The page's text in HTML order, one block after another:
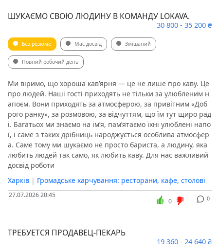
ШУКАЄМО СВОЮ ЛЮДИНУ В КОМАНДУ LOKAVA.
30 800 - 35 200 ₴
Без резюме Має досвід Змішаний
Повний робочий день
Ми віримо, що хороша кав’ярня — це не лише про каву. Це
про людей. Наші гості приходять не тільки за улюбленим н
апоєм. Вони приходять за атмосферою, за привітним «Доб
рого ранку», за розмовою, за відчуттям, що їм тут щиро рад
і. Багатьох ми знаємо на ім’я, пам’ятаємо їхні улюблені напо
ї, і саме з таких дрібниць народжується особлива атмосфер
а. Саме тому ми шукаємо не просто бариста, а людину, яка
любить людей так само, як любить каву. Для нас важливий
досвід роботи
Харків | Громадське харчування: ресторани, кафе, столові
27.07.2026 20:45 0
0
ТРЕБУЕТСЯ ПРОДАВЕЦ-ПЕКАРЬ
19 360 - 24 640 ₴